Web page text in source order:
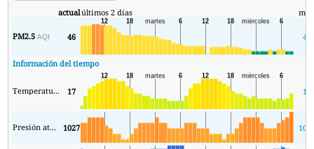
actualúltimos 2 días
PM2.5AQI 46 46
Información del tiempo
Temperatura. 17 12
Presión atmosférica 1027